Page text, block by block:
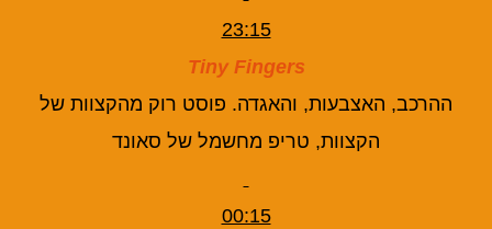
23:15
Tiny Fingers
ההרכב, האצבעות, והאגדה. פוסט רוק מהקצוות של
הקצוות, טריפ מחשמל של סאונד
00:15